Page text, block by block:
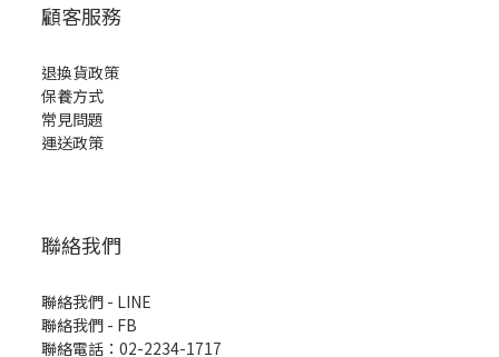
顧客服務
退換貨政策
保養方式
常見問題
運送政策
聯絡我們
聯絡我們 - LINE
聯絡我們 - FB
聯絡電話：02-2234-1717